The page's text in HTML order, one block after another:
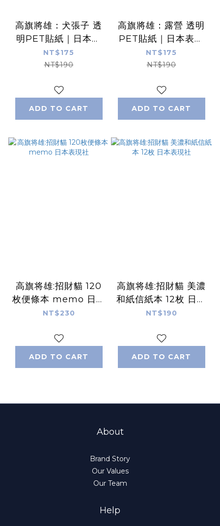
高旗將雄：犬張子 透
明PET貼紙｜日本表
現社
NT$175
NT$190
ADD TO CART
高旗將雄：露營 透明
PET貼紙｜日本表現
社
NT$175
NT$190
ADD TO CART
高旗将雄:招財貓 120
枚便條本 memo 日本
表現社
NT$230
ADD TO CART
高旗将雄:招財貓 美濃
和紙信紙本 12枚 日本
表現社
NT$190
ADD TO CART
About
Brand Story
Our Values
Our Team
Help